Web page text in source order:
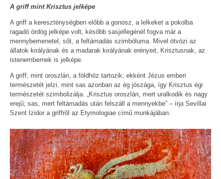
A griff mint Krisztus jelképe
A griff a kereszténységben előbb a gonosz, a lelkeket a pokolba
ragadó ördög jelképe volt, később sasjellegénél fogva már a
mennybemenetel, sőt, a feltámadás szimbóluma. Mivel ötvözi az
állatok királyának és a madarak királyának erényeit, Krisztusnak, az
istenembernek is jelképe.
A griff, mint oroszlán, a földhöz tartozik, ekként Jézus emberi
természetét jelzi, mint sas azonban az ég jószága, így Krisztus égi
természetét szimbolizálja. „Krisztus oroszlán, mert uralkodik és nagy
erejű; sas, mert feltámadás után felszáll a mennyekbe” – írja Sevillai
Szent Izidor a griffről az Etymologiae című munkájában.